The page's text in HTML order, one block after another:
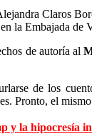
Claros
la Embajada
de autoría al
de los
Pronto, el
y la hipocresía